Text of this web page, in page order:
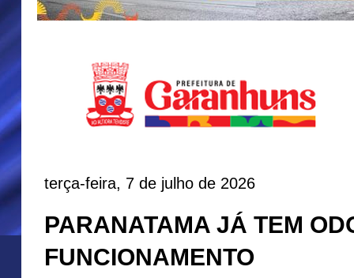
terça-feira, 7 de julho de 2026
PARANATAMA JÁ TEM
FUNCIONAMENTO